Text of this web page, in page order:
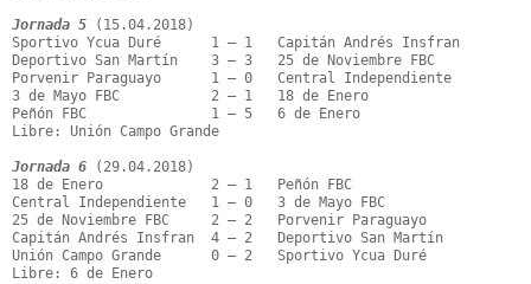
Jornada 5 (15.04.2018)
Sportivo Ycua Duré      1 – 1   Capitán Andrés Insfran
Deportivo San Martín    3 – 3   25 de Noviembre FBC
Porvenir Paraguayo      1 – 0   Central Independiente
3 de Mayo FBC           2 – 1   18 de Enero
Peñón FBC               1 – 5   6 de Enero
Libre: Unión Campo Grande
Jornada 6 (29.04.2018)
18 de Enero             2 – 1   Peñón FBC
Central Independiente   1 – 0   3 de Mayo FBC
25 de Noviembre FBC     2 – 2   Porvenir Paraguayo
Capitán Andrés Insfran  4 – 2   Deportivo San Martín
Unión Campo Grande      0 – 2   Sportivo Ycua Duré
Libre: 6 de Enero